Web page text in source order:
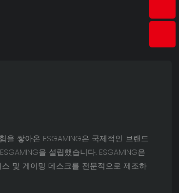
쌓아온 ESGAMING은 국제적인 브랜드
을 설립했습니다. ESGAMING은
및 게이밍 데스크를 전문적으로 제조하